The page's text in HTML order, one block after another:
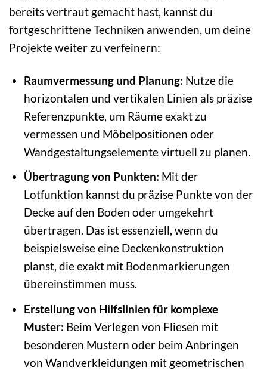
bereits vertraut gemacht hast, kannst du
fortgeschrittene Techniken anwenden, um deine
Projekte weiter zu verfeinern:
Raumvermessung und Planung: Nutze die
horizontalen und vertikalen Linien als präzise
Referenzpunkte, um Räume exakt zu
vermessen und Möbelpositionen oder
Wandgestaltungselemente virtuell zu planen.
Übertragung von Punkten: Mit der
Lotfunktion kannst du präzise Punkte von der
Decke auf den Boden oder umgekehrt
übertragen. Das ist essenziell, wenn du
beispielsweise eine Deckenkonstruktion
planst, die exakt mit Bodenmarkierungen
übereinstimmen muss.
Erstellung von Hilfslinien für komplexe
Muster: Beim Verlegen von Fliesen mit
besonderen Mustern oder beim Anbringen
von Wandverkleidungen mit geometrischen